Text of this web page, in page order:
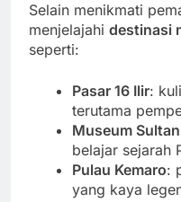
Selain menikmati
menjelajahi destinasi
seperti:
Pasar 16 Ilir:
terutama
Museum
belajar sejarah
Pulau Kemaro:
yang kaya